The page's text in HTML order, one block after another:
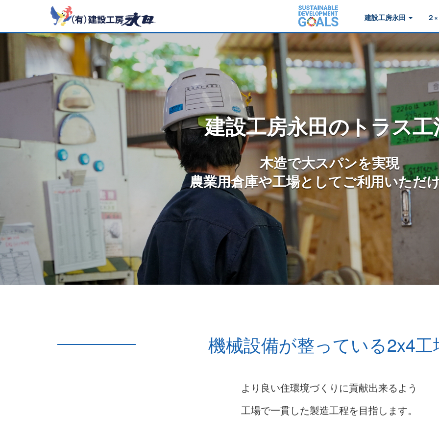
建設工房永田 ２
機械設備が整っている2x4工
より良い住環境づくりに貢献出来るよう
工場で一貫した製造工程を目指します。